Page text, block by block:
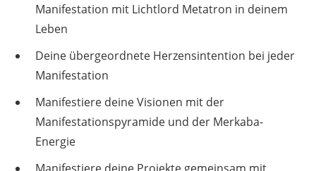
Manifestation mit Lichtlord Metatron in deinem
Leben
Deine übergeordnete Herzensintention bei jeder
Manifestation
Manifestiere deine Visionen mit der
Manifestationspyramide und der Merkaba-
Energie